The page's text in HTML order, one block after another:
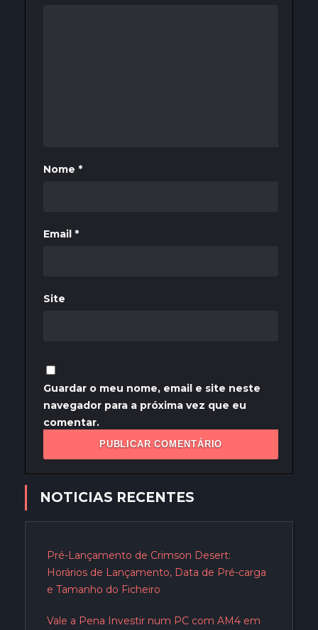
Nome *
Email *
Site
Guardar o meu nome, email e site neste
navegador para a próxima vez que eu
comentar.
NOTICIAS RECENTES
Pré-Lançamento de Crimson Desert:
Horários de Lançamento, Data de Pré-carga
e Tamanho do Ficheiro
Vale a Pena Investir num PC com AM4 em